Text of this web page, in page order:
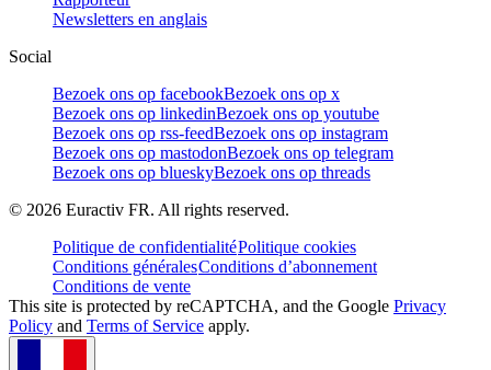
Newsletters en anglais
Social
Bezoek ons op facebookBezoek ons op x
Bezoek ons op linkedinBezoek ons op youtube
Bezoek ons op rss-feedBezoek ons op instagram
Bezoek ons op mastodonBezoek ons op telegram
Bezoek ons op blueskyBezoek ons op threads
© 2026 Euractiv FR. All rights reserved.
Politique de confidentialitéPolitique cookies
Conditions généralesConditions d’abonnement
Conditions de vente
This site is protected by reCAPTCHA, and the Google Privacy
Policy and Terms of Service apply.